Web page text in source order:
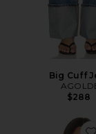
Big Cuff
$288